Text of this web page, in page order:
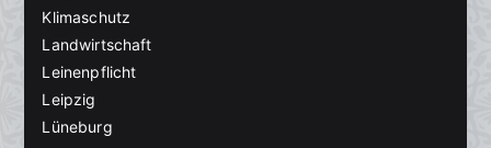
Klimaschutz
Landwirtschaft
Leinenpflicht
Leipzig
Lüneburg